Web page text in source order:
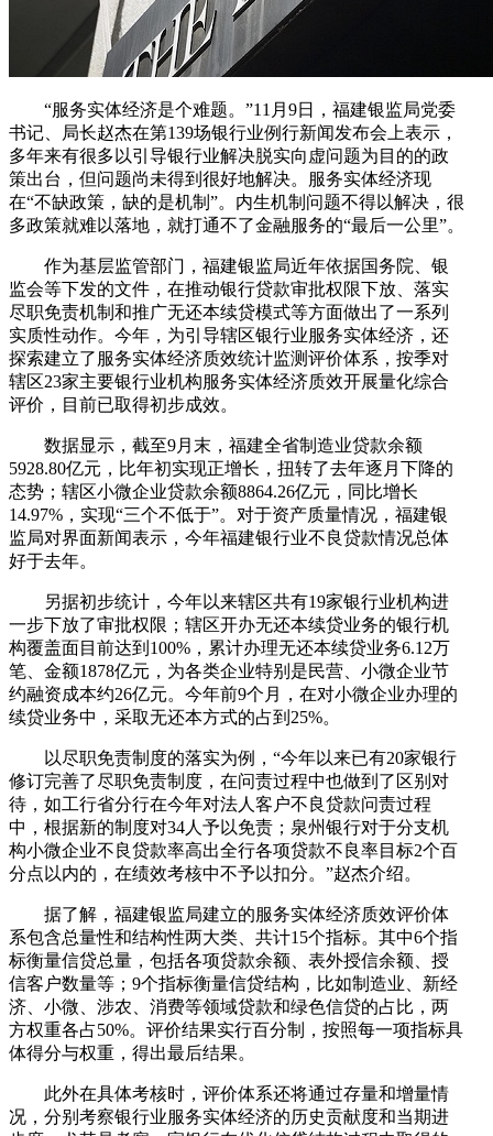
“服务实体经济是个难题。”11月9日，福建银监局党委
书记、局长赵杰在第139场银行业例行新闻发布会上表示，
多年来有很多以引导银行业解决脱实向虚问题为目的的政
策出台，但问题尚未得到很好地解决。服务实体经济现
在“不缺政策，缺的是机制”。内生机制问题不得以解决，很
多政策就难以落地，就打通不了金融服务的“最后一公里”。
作为基层监管部门，福建银监局近年依据国务院、银
监会等下发的文件，在推动银行贷款审批权限下放、落实
尽职免责机制和推广无还本续贷模式等方面做出了一系列
实质性动作。今年，为引导辖区银行业服务实体经济，还
探索建立了服务实体经济质效统计监测评价体系，按季对
辖区23家主要银行业机构服务实体经济质效开展量化综合
评价，目前已取得初步成效。
数据显示，截至9月末，福建全省制造业贷款余额
5928.80亿元，比年初实现正增长，扭转了去年逐月下降的
态势；辖区小微企业贷款余额8864.26亿元，同比增长
14.97%，实现“三个不低于”。对于资产质量情况，福建银
监局对界面新闻表示，今年福建银行业不良贷款情况总体
好于去年。
另据初步统计，今年以来辖区共有19家银行业机构进
一步下放了审批权限；辖区开办无还本续贷业务的银行机
构覆盖面目前达到100%，累计办理无还本续贷业务6.12万
笔、金额1878亿元，为各类企业特别是民营、小微企业节
约融资成本约26亿元。今年前9个月，在对小微企业办理的
续贷业务中，采取无还本方式的占到25%。
以尽职免责制度的落实为例，“今年以来已有20家银行
修订完善了尽职免责制度，在问责过程中也做到了区别对
待，如工行省分行在今年对法人客户不良贷款问责过程
中，根据新的制度对34人予以免责；泉州银行对于分支机
构小微企业不良贷款率高出全行各项贷款不良率目标2个百
分点以内的，在绩效考核中不予以扣分。”赵杰介绍。
据了解，福建银监局建立的服务实体经济质效评价体
系包含总量性和结构性两大类、共计15个指标。其中6个指
标衡量信贷总量，包括各项贷款余额、表外授信余额、授
信客户数量等；9个指标衡量信贷结构，比如制造业、新经
济、小微、涉农、消费等领域贷款和绿色信贷的占比，两
方权重各占50%。评价结果实行百分制，按照每一项指标具
体得分与权重，得出最后结果。
此外在具体考核时，评价体系还将通过存量和增量情
况，分别考察银行业服务实体经济的历史贡献度和当期进